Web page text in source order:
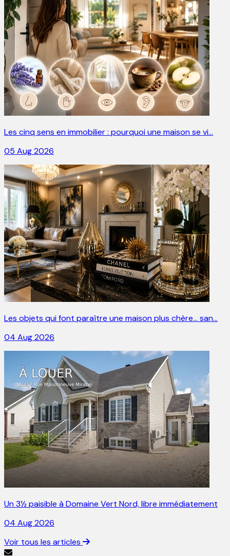
Les cinq sens en immobilier : pourquoi une maison se vi…
05 Aug 2026
Les objets qui font paraître une maison plus chère… san…
04 Aug 2026
Un 3½ paisible à Domaine Vert Nord, libre immédiatement
04 Aug 2026
Voir tous les articles